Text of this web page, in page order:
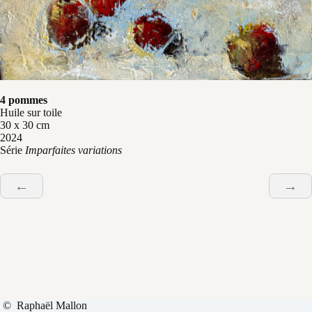
4 pommes
Huile sur toile
30 x 30 cm
2024
Série Imparfaites variations
← →
© Raphaël Mallon